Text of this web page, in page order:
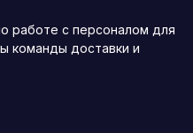
работе с персоналом для
команды доставки и